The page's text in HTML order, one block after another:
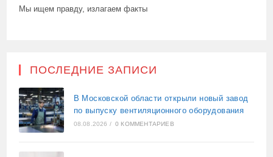
Мы ищем правду, излагаем факты
ПОСЛЕДНИЕ ЗАПИСИ
В Московской области открыли новый завод
по выпуску вентиляционного оборудования
08.08.2026 / 0 КОММЕНТАРИЕВ